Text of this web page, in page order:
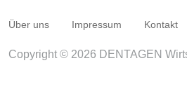
Über uns Impressum Kontakt
Copyright © 2026 DENTAGEN